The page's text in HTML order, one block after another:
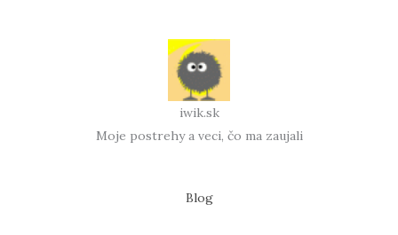
iwik.sk
Moje postrehy a veci, čo ma zaujali
Blog